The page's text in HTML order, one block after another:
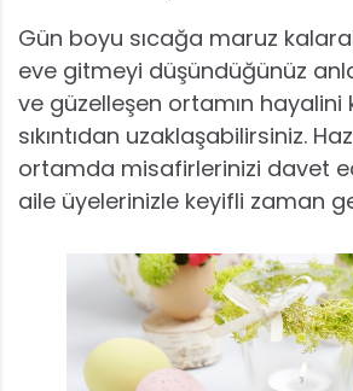
Gün boyu sıcağa maruz
eve gitmeyi düşündüğünüz
ve güzelleşen ortamın hayalini
sıkıntıdan uzaklaşabilirsiniz.
ortamda misafirlerinizi davet
aile üyelerinizle keyifli zaman